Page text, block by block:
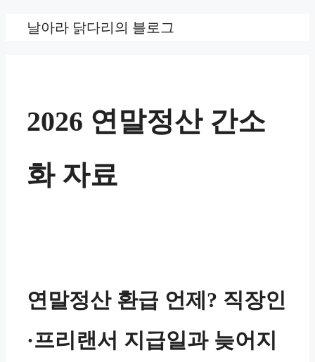
날아라 닭다리의 블로그
2026 연말정산 간소
화 자료
연말정산 환급 언제? 직장인
·프리랜서 지급일과 늦어지